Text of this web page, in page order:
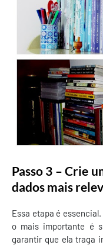
Passo 3 – Crie
dados mais
Essa etapa é
o mais importante é
garantir que ela traga